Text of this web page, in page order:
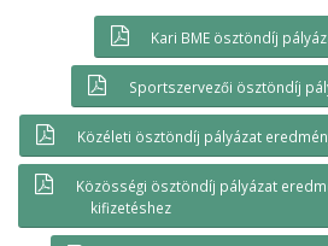
Kari BME ösztöndíj
Sportszervezői ösztöndíj
Közéleti ösztöndíj pályázat
Közösségi ösztöndíj pályázat
kifizetéshez